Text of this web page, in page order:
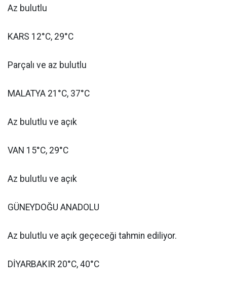
Az bulutlu
KARS 12°C, 29°C
Parçalı ve az bulutlu
MALATYA 21°C, 37°C
Az bulutlu ve açık
VAN 15°C, 29°C
Az bulutlu ve açık
GÜNEYDOĞU ANADOLU
Az bulutlu ve açık geçeceği tahmin ediliyor.
DİYARBAKIR 20°C, 40°C